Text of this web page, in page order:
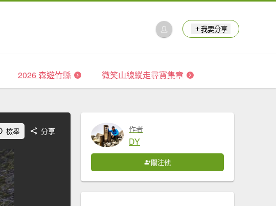
我要分享
2026 森遊竹縣 微笑山線縱走尋寶集章
檢舉 分享 作者
DY
關注他